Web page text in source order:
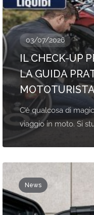
03/07/2026
IL CHECK-UP
LA GUIDA
C’è qualcosa di
viaggio in moto. Si
News